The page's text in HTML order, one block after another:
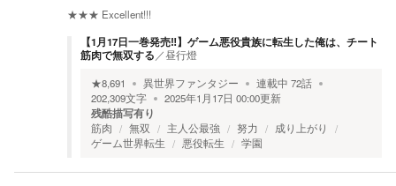
★★★ Excellent!!!
【1月17日一巻発売‼】ゲーム悪役貴族に転生した俺は、チート
筋肉で無双する ／昼行燈
★8,691 異世界ファンタジー 連載中 72話
202,309文字 2025年1月17日 00:00更新
残酷描写有り
筋肉 無双 主人公最強 努力
成り上がり
ゲーム世界転生
悪役転生 学園